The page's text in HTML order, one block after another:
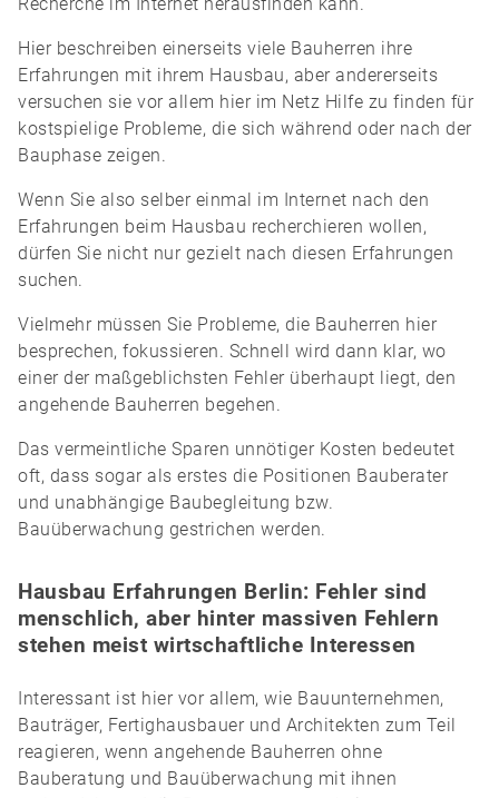
Hier beschreiben einerseits viele Bauherren ihre
Erfahrungen mit ihrem Hausbau, aber andererseits
versuchen sie vor allem hier im Netz Hilfe zu finden für
kostspielige Probleme, die sich während oder nach der
Bauphase zeigen.
Wenn Sie also selber einmal im Internet nach den
Erfahrungen beim Hausbau recherchieren wollen,
dürfen Sie nicht nur gezielt nach diesen Erfahrungen
suchen.
Vielmehr müssen Sie Probleme, die Bauherren hier
besprechen, fokussieren. Schnell wird dann klar, wo
einer der maßgeblichsten Fehler überhaupt liegt, den
angehende Bauherren begehen.
Das vermeintliche Sparen unnötiger Kosten bedeutet
oft, dass sogar als erstes die Positionen Bauberater
und unabhängige Baubegleitung bzw.
Bauüberwachung gestrichen werden.
Hausbau Erfahrungen Berlin: Fehler sind
menschlich, aber hinter massiven Fehlern
stehen meist wirtschaftliche Interessen
Interessant ist hier vor allem, wie Bauunternehmen,
Bauträger, Fertighausbauer und Architekten zum Teil
reagieren, wenn angehende Bauherren ohne
Bauberatung und Bauüberwachung mit ihnen